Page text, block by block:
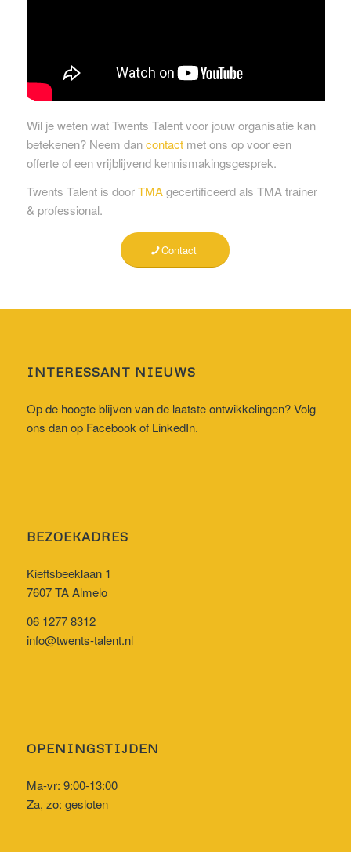
Wil je weten wat Twents Talent voor jouw organisatie kan
betekenen? Neem dancontactmet ons op voor een
offerte of een vrijblijvend kennismakingsgesprek.
Twents Talent is doorTMAgecertificeerd als TMA trainer
& professional.
Contact
INTERESSANT NIEUWS
Op de hoogte blijven van de laatste ontwikkelingen? Volg
ons dan op Facebook of LinkedIn.
BEZOEKADRES
Kieftsbeeklaan 1
7607 TA Almelo
06 1277 8312
info@twents-talent.nl
OPENINGSTIJDEN
Ma-vr: 9:00-13:00
Za, zo: gesloten